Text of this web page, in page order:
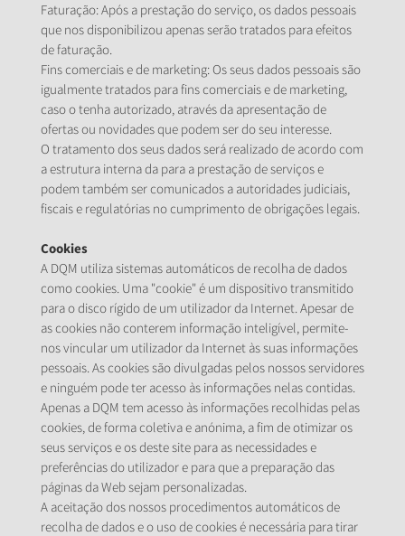
Faturação: Após a prestação do serviço, os dados pessoais
que nos disponibilizou apenas serão tratados para efeitos
de faturação.
Fins comerciais e de marketing: Os seus dados pessoais são
igualmente tratados para fins comerciais e de marketing,
caso o tenha autorizado, através da apresentação de
ofertas ou novidades que podem ser do seu interesse.
O tratamento dos seus dados será realizado de acordo com
a estrutura interna da para a prestação de serviços e
podem também ser comunicados a autoridades judiciais,
fiscais e regulatórias no cumprimento de obrigações legais.
Cookies
A DQM utiliza sistemas automáticos de recolha de dados
como cookies. Uma "cookie" é um dispositivo transmitido
para o disco rígido de um utilizador da Internet. Apesar de
as cookies não conterem informação inteligível, permite-
nos vincular um utilizador da Internet às suas informações
pessoais. As cookies são divulgadas pelos nossos servidores
e ninguém pode ter acesso às informações nelas contidas.
Apenas a DQM tem acesso às informações recolhidas pelas
cookies, de forma coletiva e anónima, a fim de otimizar os
seus serviços e os deste site para as necessidades e
preferências do utilizador e para que a preparação das
páginas da Web sejam personalizadas.
A aceitação dos nossos procedimentos automáticos de
recolha de dados e o uso de cookies é necessária para tirar